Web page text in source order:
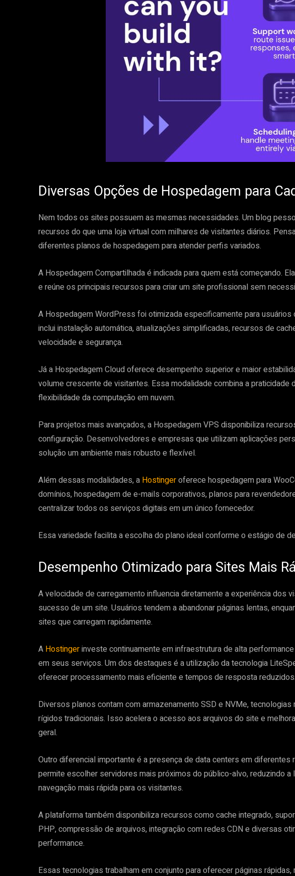
Diversas Opções de Hospedagem para
Nem todos os sites possuem as mesmas necessidades. Um blog
recursos do que uma loja virtual com milhares de visitantes diários.
diferentes planos de hospedagem para atender perfis variados.
A Hospedagem Compartilhada é indicada para quem está começando.
e reúne os principais recursos para criar um site profissional sem
A Hospedagem WordPress foi otimizada especificamente para
inclui instalação automática, atualizações simplificadas, recursos de
velocidade e segurança.
Já a Hospedagem Cloud oferece desempenho superior e maior
volume crescente de visitantes. Essa modalidade combina a praticidade
flexibilidade da computação em nuvem.
Para projetos mais avançados, a Hospedagem VPS disponibiliza
configuração. Desenvolvedores e empresas que utilizam aplicações
solução um ambiente mais robusto e flexível.
Além dessas modalidades, a Hostingeroferece hospedagem para
domínios, hospedagem de e-mails corporativos, planos para
centralizar todos os serviços digitais em um único fornecedor.
Essa variedade facilita a escolha do plano ideal conforme o estágio de
Desempenho Otimizado para Sites Mais
A velocidade de carregamento influencia diretamente a experiência dos
sucesso de um site. Usuários tendem a abandonar páginas lentas,
sites que carregam rapidamente.
A Hostingerinveste continuamente em infraestrutura de alta
em seus serviços. Um dos destaques é a utilização da tecnologia
oferecer processamento mais eficiente e tempos de resposta reduzidos.
Diversos planos contam com armazenamento SSD e NVMe,
rígidos tradicionais. Isso acelera o acesso aos arquivos do site e
geral.
Outro diferencial importante é a presença de data centers em diferentes
permite escolher servidores mais próximos do público-alvo, reduzindo a
navegação mais rápida para os visitantes.
A plataforma também disponibiliza recursos como cache integrado,
PHP, compressão de arquivos, integração com redes CDN e diversas
performance.
Essas tecnologias trabalham em conjunto para oferecer páginas